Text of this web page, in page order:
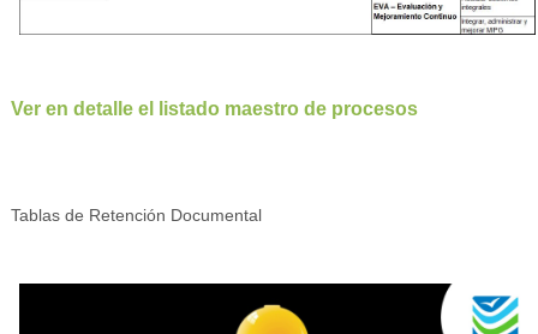
Ver en detalle el listado maestro de procesos
Tablas de Retención Documental